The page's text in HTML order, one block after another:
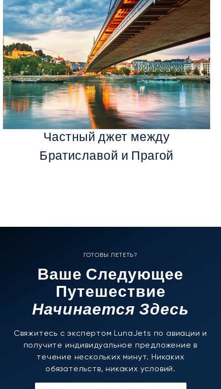
Частный джет между
Братиславой и Прагой
ГОТОВЫ ЛЕТЕТЬ?
Ваше Следующее
Путешествие
Начинается Здесь
Свяжитесь с экспертом LunaJets по авиации и
получите индивидуальное предложение в
течение нескольких минут. Никаких
обязательств, никаких условий.